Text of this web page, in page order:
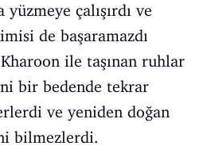
çalışırdı ve
de başaramazdı
ile taşınan ruhlar
bir bedende tekrar
ve yeniden doğan
bilmezlerdi.